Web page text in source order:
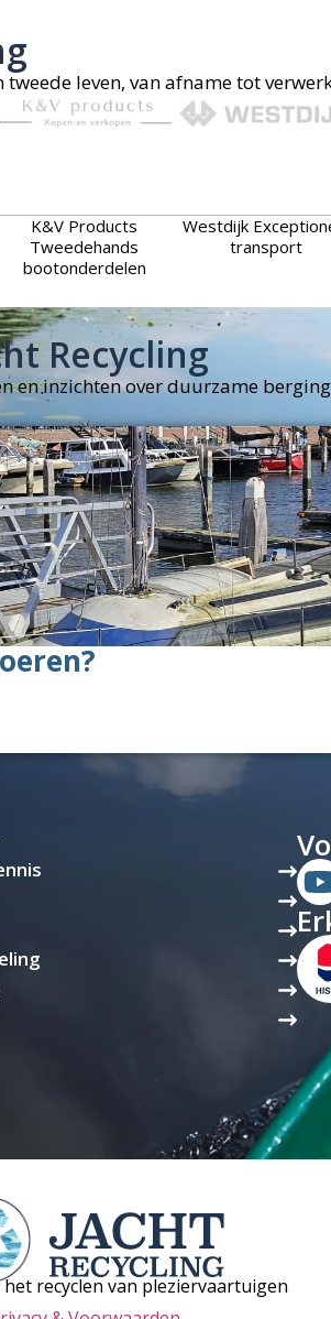
leven, van afname tot
K&V Products
Tweedehands
bootonderdelen
Westdijk
transport
Recycling
en inzichten over duurzame
recyclen van pleziervaartuigen